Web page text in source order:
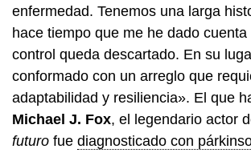
enfermedad. Tenemos una larga
hace tiempo que me he dado cuenta
control queda descartado. En su
conformado con un arreglo que
adaptabilidad y resiliencia». El que
Michael J. Fox, el legendario actor
futuro fue diagnosticado con